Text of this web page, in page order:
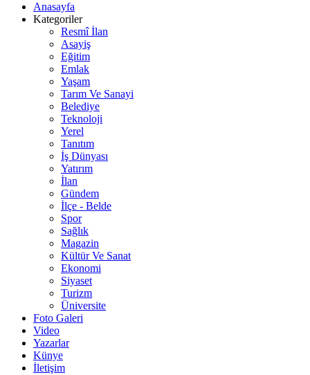
Anasayfa
Kategoriler
Resmî İlan
Asayiş
Eğitim
Emlak
Yaşam
Tarım Ve Sanayi
Belediye
Teknoloji
Yerel
Tanıtım
İş Dünyası
Yatırım
İlan
Gündem
İlçe - Belde
Spor
Sağlık
Magazin
Kültür Ve Sanat
Ekonomi
Siyaset
Turizm
Üniversite
Foto Galeri
Video
Yazarlar
Künye
İletişim